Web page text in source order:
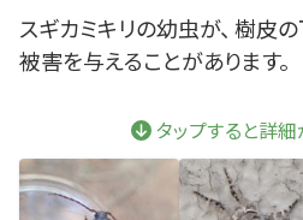
スギカミキリの幼虫が、 樹皮
被害を与えることがあります。
タップすると詳